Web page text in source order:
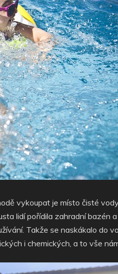
vykoupat je místo čisté
lidí pořídila zahradní
Takže se naskákalo do
i chemických, a to vše